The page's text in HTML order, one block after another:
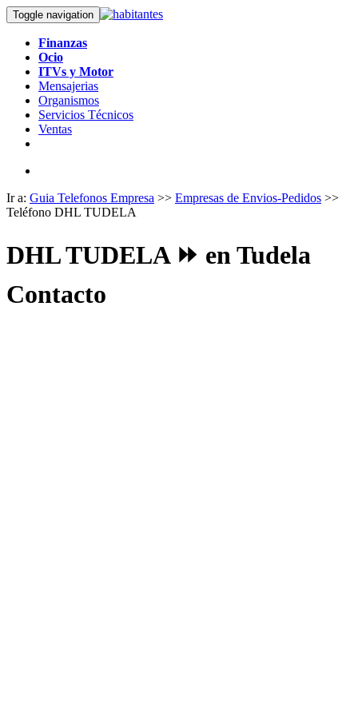
Toggle navigation
Finanzas
Ocio
ITVs y Motor
Mensajerias
Organismos
Servicios Técnicos
Ventas
Ir a: Guia Telefonos Empresa >> Empresas de Envios-Pedidos >>
Teléfono DHL TUDELA
DHL TUDELA ⏩ en Tudela
Contacto